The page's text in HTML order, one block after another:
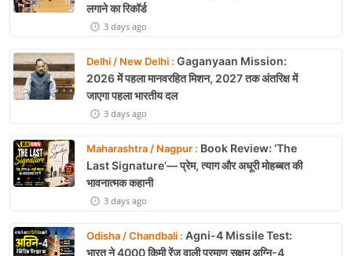
लगाने का रिकॉर्ड
3 days ago
Delhi / New Delhi : Gaganyaan Mission:
2026 में पहला मानवरहित मिशन, 2027 तक अंतरिक्ष में
जाएगा पहला भारतीय दल
3 days ago
Maharashtra / Nagpur : Book Review: ‘The
Last Signature’— प्रेम, त्याग और अधूरी मोहब्बत की
भावनात्मक कहानी
3 days ago
Odisha / Chandbali : Agni-4 Missile Test:
भारत ने 4000 किमी रेंज वाली परमाणु सक्षम अग्नि-4